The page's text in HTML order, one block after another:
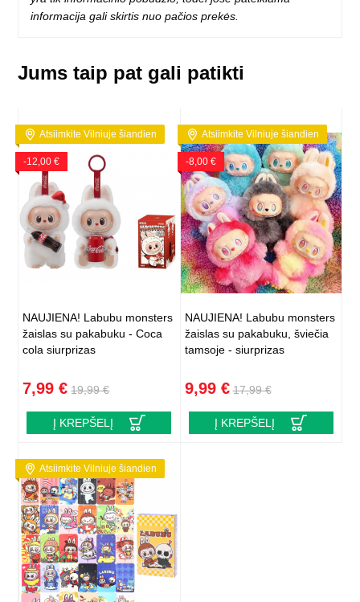
informacija gali skirtis nuo pačios prekės.
Jums taip pat gali patikti
Atsiimkite Vilniuje šiandien
-12,00 €
NAUJIENA! Labubu monsters
žaislas su pakabuku - Coca
cola siurprizas
7,99 € 19,99 €
Į KREPŠELĮ
Atsiimkite Vilniuje šiandien
-8,00 €
NAUJIENA! Labubu monsters
žaislas su pakabuku, šviečia
tamsoje - siurprizas
9,99 € 17,99 €
Į KREPŠELĮ
Atsiimkite Vilniuje šiandien